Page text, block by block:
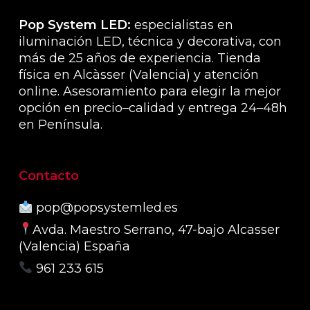
Pop System LED: especialistas en
iluminación LED, técnica y decorativa, con
más de 25 años de experiencia. Tienda
física en Alcàsser (Valencia) y atención
online. Asesoramiento para elegir la mejor
opción en precio–calidad y entrega 24–48h
en Península.
Contacto
pop@popsystemled.es
Avda. Maestro Serrano, 47-bajo Alcasser
(Valencia) España
961 233 615